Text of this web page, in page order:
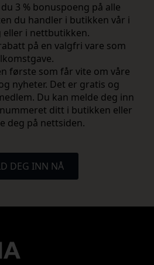
3 % bonuspoeng på alle
du handler i butikken vår i
eller i nettbutikken.
på en valgfri vare som
første som får vite om våre
nyheter. Det er gratis og
Du kan melde deg inn
ditt i butikken eller
deg på nettsiden.
DEG INN NÅ